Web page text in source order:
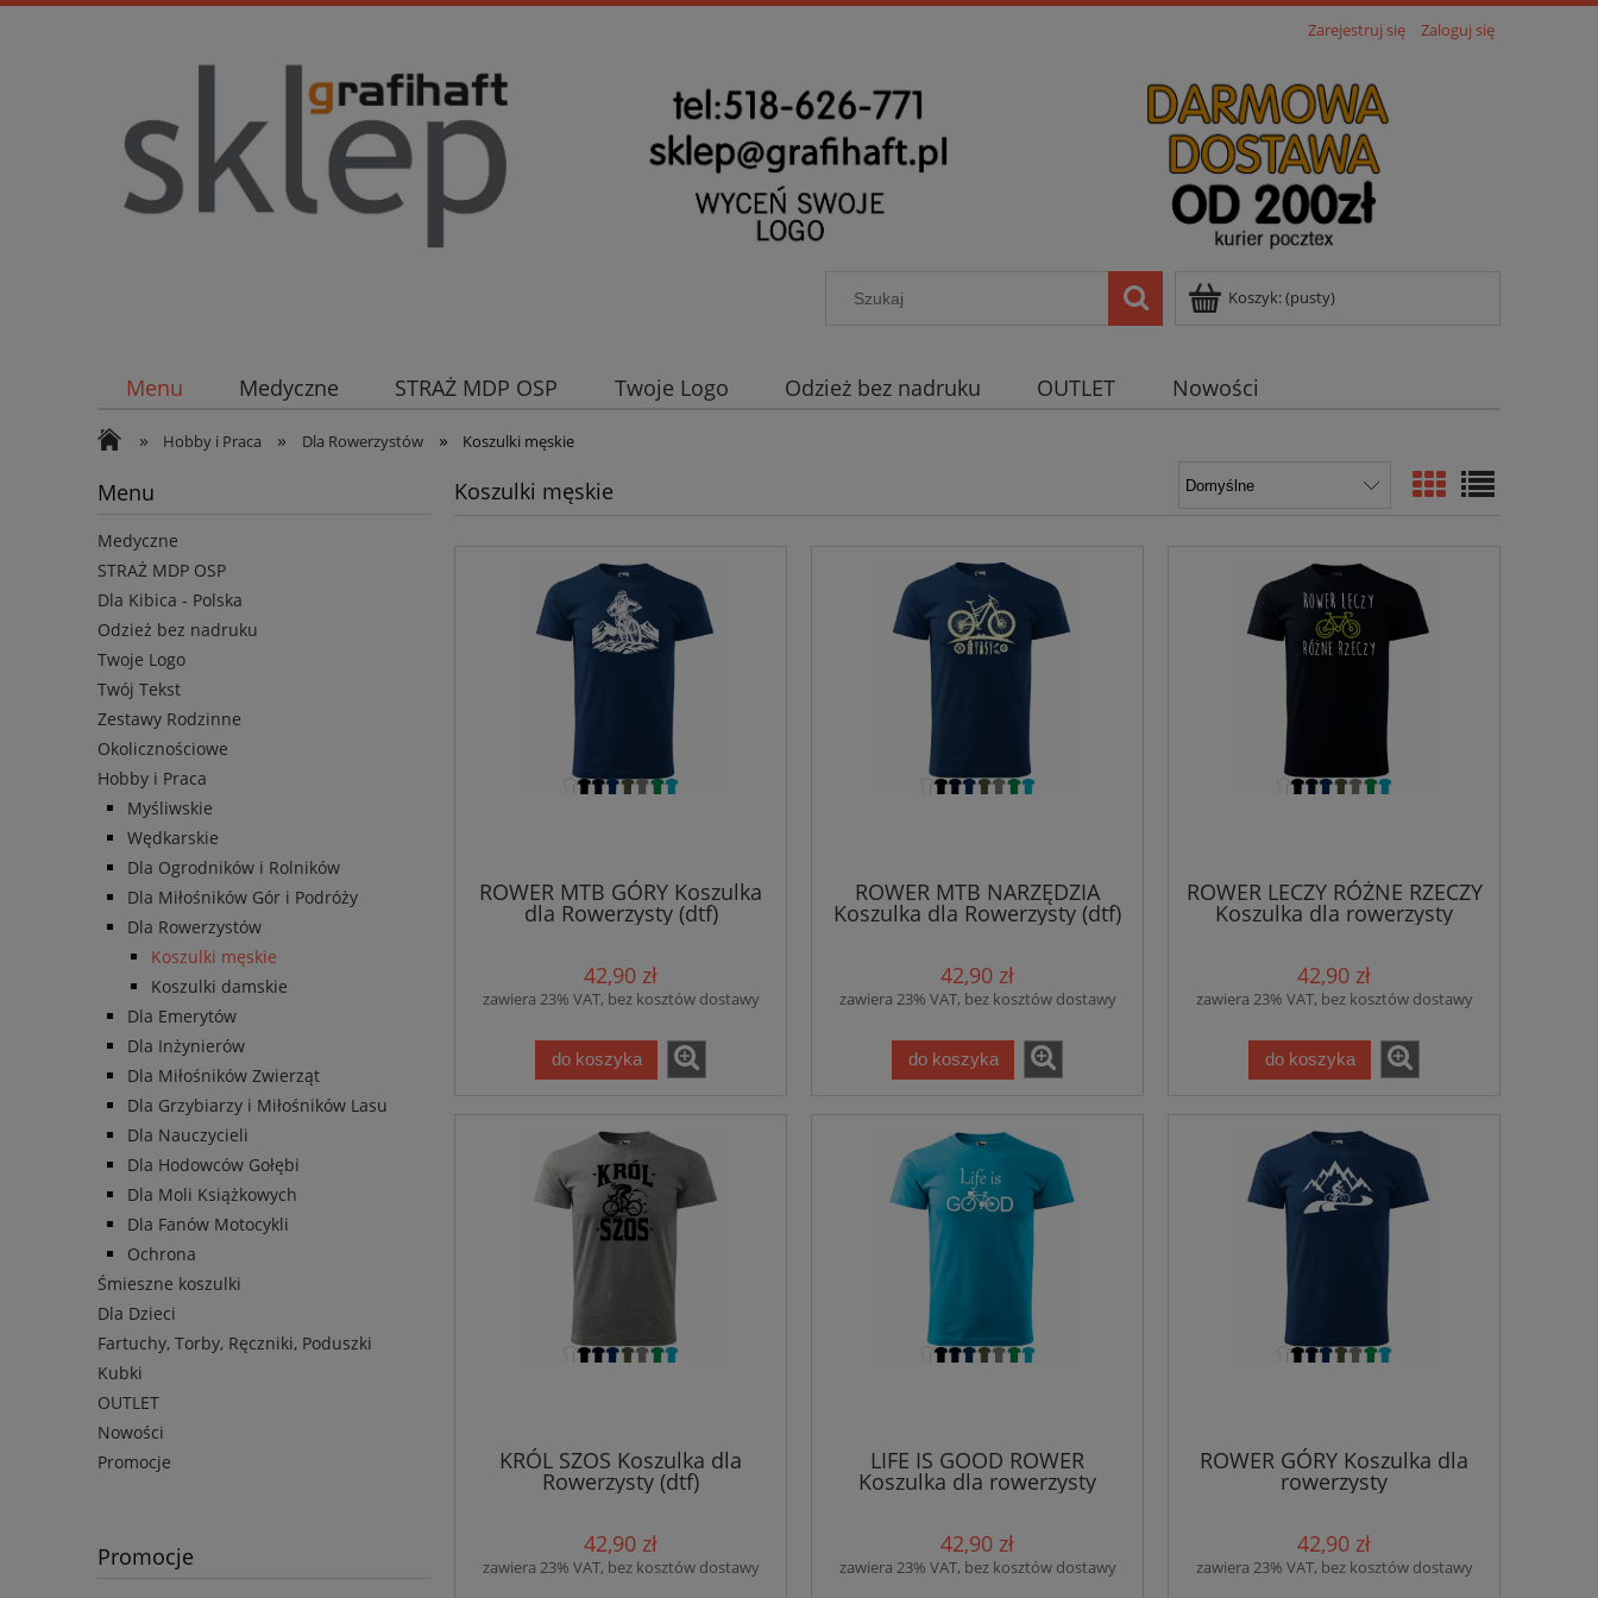
Zarejestruj się Zaloguj się
Koszyk:(pusty)
Menu Medyczne STRAŻ MDP OSP Twoje Logo Odzież bez nadruku OUTLET Nowości
» Hobby i Praca » Dla Rowerzystów » Koszulki męskie
Menu
Medyczne
STRAŻ MDP OSP
Dla Kibica - Polska
Odzież bez nadruku
Twoje Logo
Twój Tekst
Zestawy Rodzinne
Okolicznościowe
Hobby i Praca
Myśliwskie
Wędkarskie
Dla Ogrodników i Rolników
Dla Miłośników Gór i Podróży
Dla Rowerzystów
Koszulki męskie
Koszulki damskie
Dla Emerytów
Dla Inżynierów
Dla Miłośników Zwierząt
Dla Grzybiarzy i Miłośników Lasu
Dla Nauczycieli
Dla Hodowców Gołębi
Dla Moli Książkowych
Dla Fanów Motocykli
Ochrona
Śmieszne koszulki
Dla Dzieci
Fartuchy, Torby, Ręczniki, Poduszki
Kubki
OUTLET
Nowości
Promocje
Promocje
Koszulki męskie
ROWER MTB GÓRY Koszulka
dla Rowerzysty (dtf)
42,90 zł
zawiera 23% VAT, bez kosztów dostawy
do koszyka
ROWER MTB NARZĘDZIA
Koszulka dla Rowerzysty (dtf)
42,90 zł
zawiera 23% VAT, bez kosztów dostawy
do koszyka
ROWER LECZY RÓŻNE RZECZY
Koszulka dla rowerzysty
42,90 zł
zawiera 23% VAT, bez kosztów dostawy
do koszyka
KRÓL SZOS Koszulka dla
Rowerzysty (dtf)
42,90 zł
zawiera 23% VAT, bez kosztów dostawy
LIFE IS GOOD ROWER
Koszulka dla rowerzysty
42,90 zł
zawiera 23% VAT, bez kosztów dostawy
ROWER GÓRY Koszulka dla
rowerzysty
42,90 zł
zawiera 23% VAT, bez kosztów dostawy